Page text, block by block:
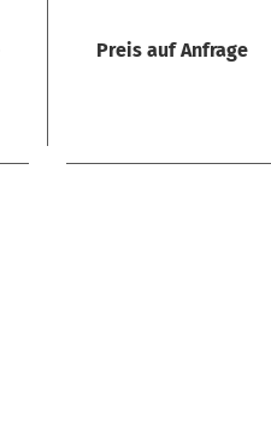
Preis auf Anfrage